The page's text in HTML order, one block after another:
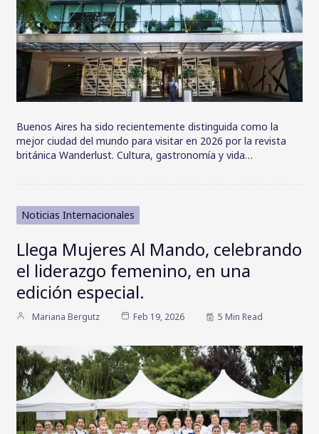
Buenos Aires ha sido recientemente distinguida como la
mejor ciudad del mundo para visitar en 2026 por la revista
británica Wanderlust. Cultura, gastronomía y vida…
Noticias Internacionales
Llega Mujeres Al Mando, celebrando
el liderazgo femenino, en una
edición especial.
Mariana Bergutz Feb 19, 2026 5 Min Read